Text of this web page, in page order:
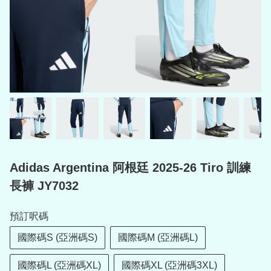
Adidas Argentina 阿根廷 2025-26 Tiro 訓練
長褲 JY7032
預訂呎碼
國際碼S (亞洲碼S) 國際碼M (亞洲碼L)
國際碼L (亞洲碼XL) 國際碼XL (亞洲碼3XL)